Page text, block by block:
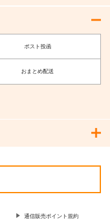
ポスト投函
おまとめ配送
通信販売ポイント規約